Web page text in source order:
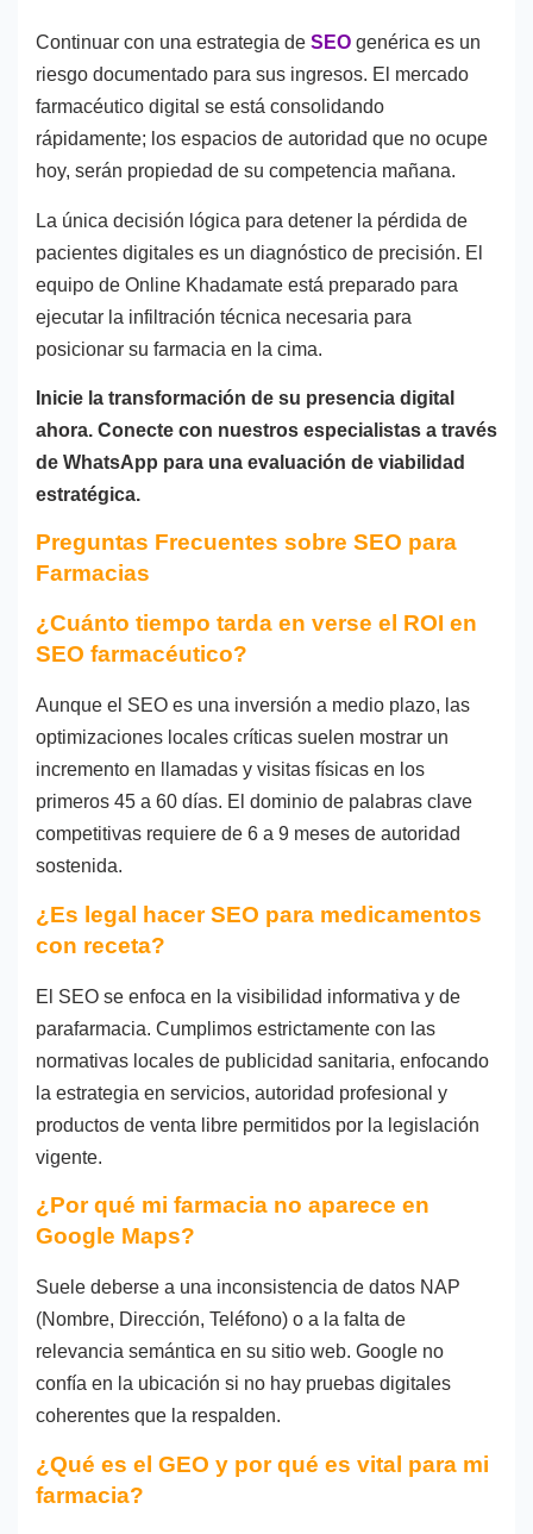
Continuar con una estrategia de SEO genérica es un
riesgo documentado para sus ingresos. El mercado
farmacéutico digital se está consolidando
rápidamente; los espacios de autoridad que no ocupe
hoy, serán propiedad de su competencia mañana.
La única decisión lógica para detener la pérdida de
pacientes digitales es un diagnóstico de precisión. El
equipo de Online Khadamate está preparado para
ejecutar la infiltración técnica necesaria para
posicionar su farmacia en la cima.
Inicie la transformación de su presencia digital
ahora. Conecte con nuestros especialistas a través
de WhatsApp para una evaluación de viabilidad
estratégica.
Preguntas Frecuentes sobre SEO para
Farmacias
¿Cuánto tiempo tarda en verse el ROI en
SEO farmacéutico?
Aunque el SEO es una inversión a medio plazo, las
optimizaciones locales críticas suelen mostrar un
incremento en llamadas y visitas físicas en los
primeros 45 a 60 días. El dominio de palabras clave
competitivas requiere de 6 a 9 meses de autoridad
sostenida.
¿Es legal hacer SEO para medicamentos
con receta?
El SEO se enfoca en la visibilidad informativa y de
parafarmacia. Cumplimos estrictamente con las
normativas locales de publicidad sanitaria, enfocando
la estrategia en servicios, autoridad profesional y
productos de venta libre permitidos por la legislación
vigente.
¿Por qué mi farmacia no aparece en
Google Maps?
Suele deberse a una inconsistencia de datos NAP
(Nombre, Dirección, Teléfono) o a la falta de
relevancia semántica en su sitio web. Google no
confía en la ubicación si no hay pruebas digitales
coherentes que la respalden.
¿Qué es el GEO y por qué es vital para mi
farmacia?